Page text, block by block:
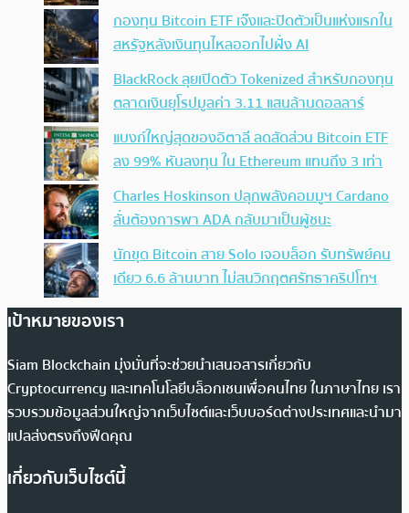
กองทุน Bitcoin ETF เจ๊งและปิดตัวเป็นแห่งแรกใน
สหรัฐหลังเงินทุนไหลออกไปฝั่ง AI
BlackRock ลุยเปิดตัว Tokenized สำหรับกองทุน
ตลาดเงินยุโรปมูลค่า 3.11 แสนล้านดอลลาร์
แบงก์ใหญ่สุดของอิตาลี ลดสัดส่วน Bitcoin ETF
ลง 99% หันลงทุน ใน Ethereum แทนถึง 3 เท่า
Charles Hoskinson ปลุกพลังคอมมูฯ Cardano
ลั่นต้องการพา ADA กลับมาเป็นผู้ชนะ
นักขุด Bitcoin สาย Solo เจอบล็อก รับทรัพย์คน
เดียว 6.6 ล้านบาท ไม่สนวิกฤตศรัทธาคริปโทฯ
เป้าหมายของเรา
Siam Blockchain มุ่งมั่นที่จะช่วยนำเสนอสารเกี่ยวกับ
Cryptocurrency และเทคโนโลยีบล็อกเชนเพื่อคนไทย ในภาษาไทย เรา
รวบรวมข้อมูลส่วนใหญ่จากเว็บไซต์และเว็บบอร์ดต่างประเทศและนำมา
แปลส่งตรงถึงฟีดคุณ
เกี่ยวกับเว็บไซต์นี้